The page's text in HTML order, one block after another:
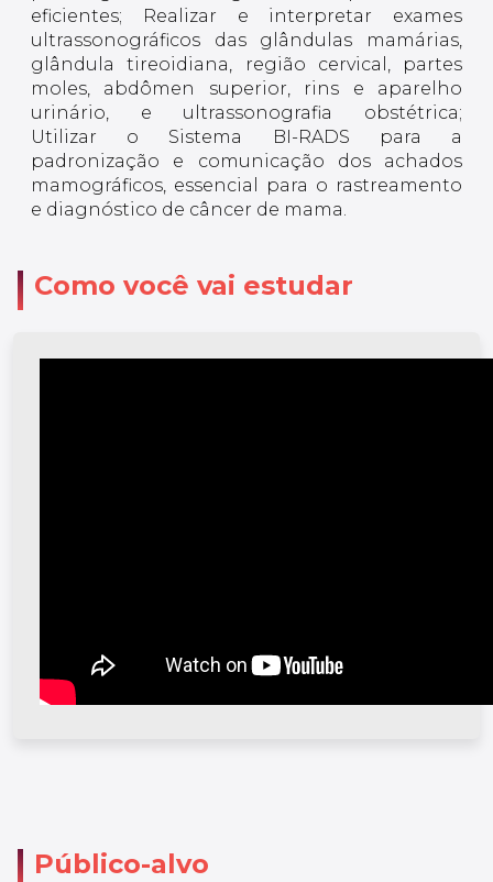
eficientes; Realizar e interpretar exames
ultrassonográficos das glândulas mamárias,
glândula tireoidiana, região cervical, partes
moles, abdômen superior, rins e aparelho
urinário, e ultrassonografia obstétrica;
Utilizar o Sistema BI-RADS para a
padronização e comunicação dos achados
mamográficos, essencial para o rastreamento
e diagnóstico de câncer de mama.
Como você vai estudar
Público-alvo